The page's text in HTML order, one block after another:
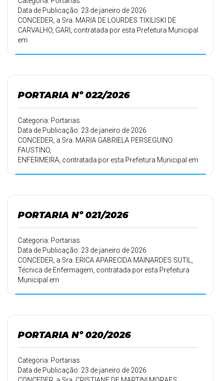
trabalho em
20/02/2026.
Data de Publicação: 23 de janeiro de 2026
CONCEDER, a Sra. MARIA DE LOURDES TIXILISKI DE
CARVALHO, GARI, contratada por esta Prefeitura Municipal
em
PORTARIA Nº 022/2026
Categoria: Portarias
Data de Publicação: 23 de janeiro de 2026
CONCEDER, a Sra. MARIA GABRIELA PERSEGUINO
FAUSTINO,
ENFERMEIRA, contratada por esta Prefeitura Municipal em
PORTARIA Nº 021/2026
Categoria: Portarias
Data de Publicação: 23 de janeiro de 2026
CONCEDER, a Sra. ERICA APARECIDA MAINARDES SUTIL,
Técnica de Enfermagem, contratada por esta Prefeitura
Municipal em
PORTARIA Nº 020/2026
Categoria: Portarias
Data de Publicação: 23 de janeiro de 2026